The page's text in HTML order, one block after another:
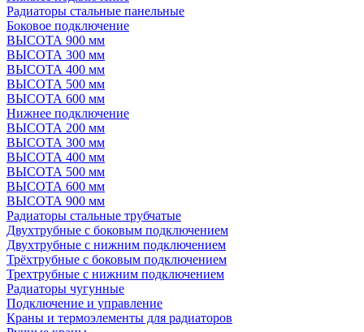
Радиаторы стальные панельные
Боковое подключение
ВЫСОТА 900 мм
ВЫСОТА 300 мм
ВЫСОТА 400 мм
ВЫСОТА 500 мм
ВЫСОТА 600 мм
Нижнее подключение
ВЫСОТА 200 мм
ВЫСОТА 300 мм
ВЫСОТА 400 мм
ВЫСОТА 500 мм
ВЫСОТА 600 мм
ВЫСОТА 900 мм
Радиаторы стальные трубчатые
Двухтрубные с боковым подключением
Двухтрубные с нижним подключением
Трёхтрубные с боковым подключением
Трехтрубные с нижним подключением
Радиаторы чугунные
Подключение и управление
Краны и термоэлементы для радиаторов